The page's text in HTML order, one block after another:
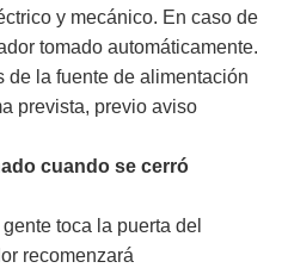
y mecánico. En caso de
tomado automáticamente.
de la fuente de alimentación
prevista, previo aviso
cuando se cerró
toca la puerta del
recomenzará